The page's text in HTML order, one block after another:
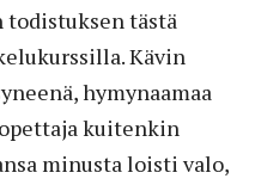
todistuksen tästä
Kävin
hymynaamaa
kuitenkin
minusta loisti valo,